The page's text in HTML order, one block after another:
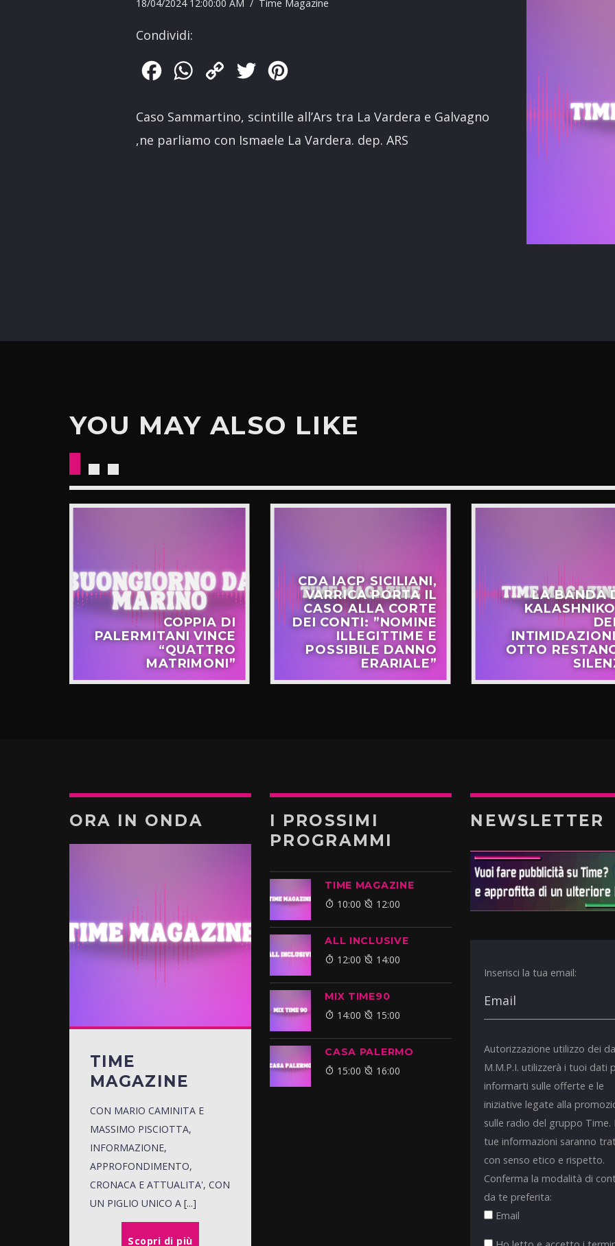
18/04/2024 12:00:00 AM / Time Magazine
Condividi:
FacebookWhatsApp
Copy
Twitter
Caso Sammartino, scintille all’Ars tra La Vardera e Galvagno
,ne parliamo con Ismaele La Vardera. dep. ARS
YOU MAY ALSO LIKE
COPPIA DI
PALERMITANI VINCE
“QUATTRO
MATRIMONI”
CDA IACP SICILIANI,
VARRICA PORTA IL
CASO ALLA CORTE
DEI CONTI: ”NOMINE
ILLEGITTIME E
POSSIBILE DANNO
ERARIALE”
LA BANDA
OTTO
ORA IN ONDA
TIME
MAGAZINE
CON MARIO CAMINITA E
MASSIMO PISCIOTTA,
INFORMAZIONE,
APPROFONDIMENTO,
CRONACA E ATTUALITA', CON
UN PIGLIO UNICO A [...]
Scopri di più
I PROSSIMI
PROGRAMMI
TIME MAGAZINE
10:00 12:00
ALL INCLUSIVE
12:00 14:00
MIX TIME90
14:00 15:00
CASA PALERMO
15:00 16:00
NEWSLETTER
Inserisci la tua email:
Autorizzazione utilizzo dei
M.M.P.I. utilizzerà i tuoi dati
informarti sulle offerte e le
iniziative legate alla
sulle radio del gruppo Time.
tue informazioni saranno
con senso etico e rispetto.
Conferma la modalità di
da te preferita:
Email